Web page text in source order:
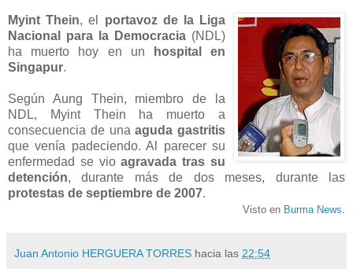
Myint Thein, el portavoz de la Liga
Nacional para la Democracia (NDL)
ha muerto hoy en un
hospital en
Singapur.
Según Aung Thein, miembro de la
NDL, Myint Thein ha muerto a
consecuencia de unaaguda gastritis
que venía padeciendo. Al parecer su
enfermedad se vioagravada tras su
detención, durante más de dos meses, durante las
protestas de septiembre de 2007.
Visto en Burma News
Juan Antonio HERGUERA TORRES hacia las 22:54